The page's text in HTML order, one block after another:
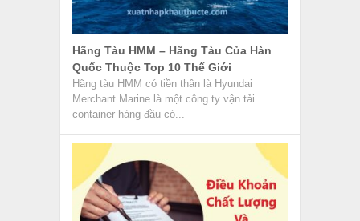
Hãng Tàu HMM – Hãng Tàu Của Hàn
Quốc Thuộc Top 10 Thế Giới
Hãng tàu HMM có tiền thân là Hyundai
Merchant Marine là một công ty vận tải
container hàng đầu có...